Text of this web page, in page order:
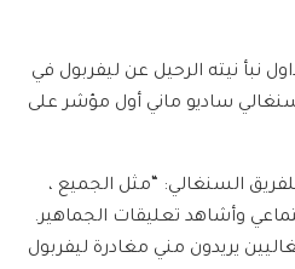
نبأ نيته الرحيل عن ليفربول في
ساديو ماني أول مؤشر على
السنغالي: “مثل الجميع ،
وأشاهد تعليقات الجماهير.
يريدون مني مغادرة ليفربول